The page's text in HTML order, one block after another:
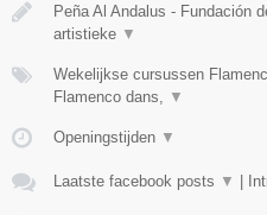
Peña Al Andalus - Fundación
artistieke ▼
Wekelijkse cursussen
Flamenco dans,
▼
Openingstijden ▼
Laatste facebook posts ▼ |